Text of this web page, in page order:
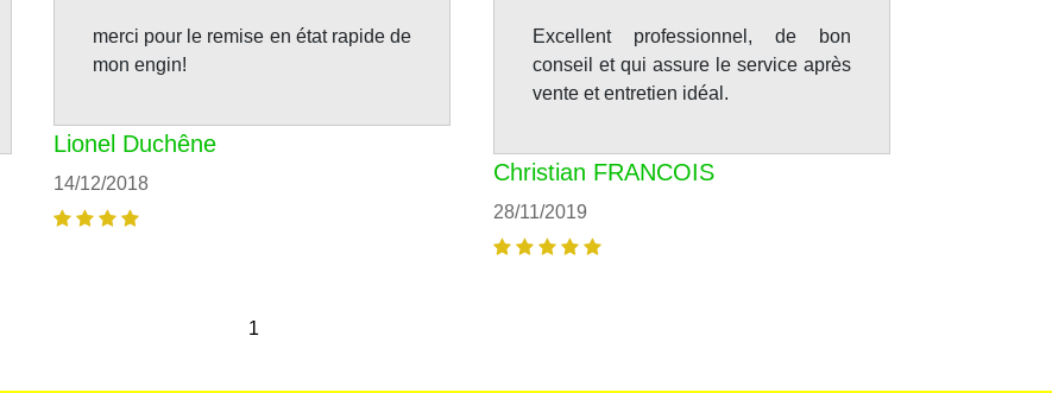
merci pour le remise en état rapide de
mon engin!
Lionel Duchêne
14/12/2018
Excellent professionnel, de bon
conseil et qui assure le service après
vente et entretien idéal.
Christian FRANCOIS
28/11/2019
1